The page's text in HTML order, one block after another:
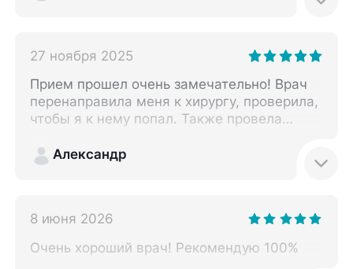
27 ноября 2025
Прием прошел очень замечательно! Врач
перенаправила меня к хирургу, проверила,
чтобы я к нему попал. Также провела
Анатольевна была ко мне внимательна и
Александр
8 июня 2026
Очень хороший врач! Рекомендую 100%